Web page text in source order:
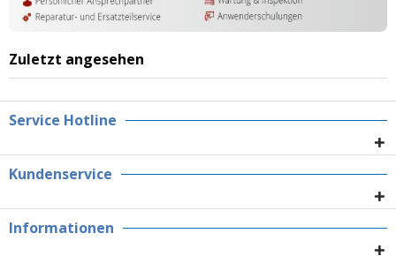
Zuletzt angesehen
Service Hotline
Kundenservice
Informationen